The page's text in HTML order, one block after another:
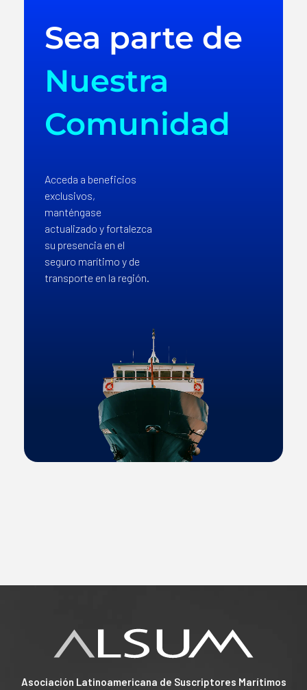
Sea parte de
Nuestra
Comunidad
Acceda a beneficios
exclusivos,
manténgase
actualizado y fortalezca
su presencia en el
seguro marítimo y de
transporte en la región.
Asociación Latinoamericana de Suscriptores Marítimos